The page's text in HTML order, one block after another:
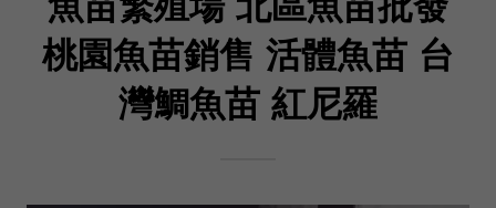
魚苗繁殖場 北區魚苗批發
桃園魚苗銷售 活體魚苗 台
灣鯛魚苗 紅尼羅